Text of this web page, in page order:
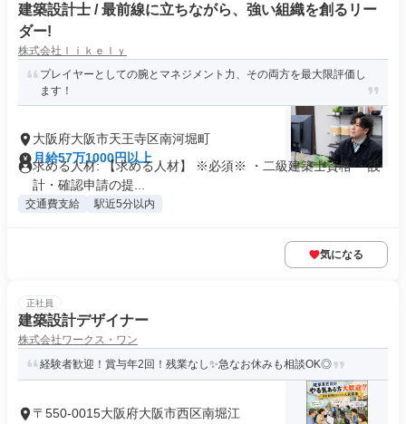
建築設計士 / 最前線に立ちながら、強い組織を創るリー
ダー!
株式会社ｌｉｋｅｌｙ
プレイヤーとしての腕とマネジメント力、その両方を最大限評価し
ます！
大阪府大阪市天王寺区南河堀町
月給57万1000円以上
求める人材: 【求める人材】 ※必須※ ・二級建築士資格 ・設
計・確認申請の提...
交通費支給 駅近5分以内
気になる
正社員
建築設計デザイナー
株式会社ワークス・ワン
経験者歓迎！賞与年2回！残業なし✨急なお休みも相談OK◎
〒550-0015大阪府大阪市西区南堀江